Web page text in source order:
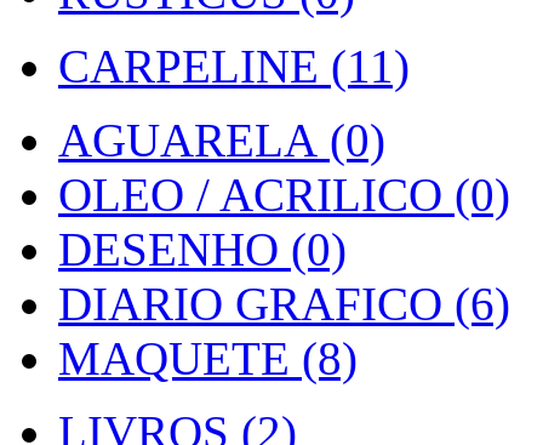
CARPELINE (11)
AGUARELA (0)
OLEO / ACRILICO (0)
DESENHO (0)
DIARIO GRAFICO (6)
MAQUETE (8)
LIVROS (2)